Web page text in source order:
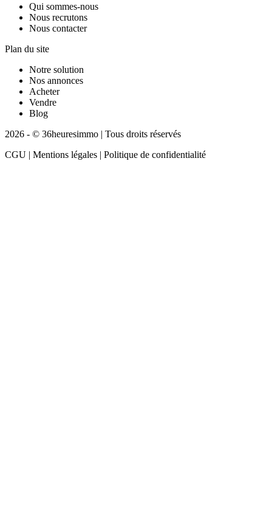
Qui sommes-nous
Nous recrutons
Nous contacter
Plan du site
Notre solution
Nos annonces
Acheter
Vendre
Blog
2026 - © 36heuresimmo | Tous droits réservés
CGU | Mentions légales | Politique de confidentialité